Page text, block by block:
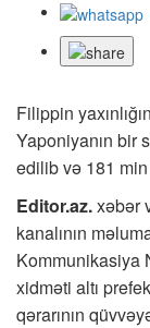
Filippin
Yaponiyanın bir
edilib və 181
Editor.az.xəbər
kanalının
Kommunikasiya
xidməti altı
qərarının